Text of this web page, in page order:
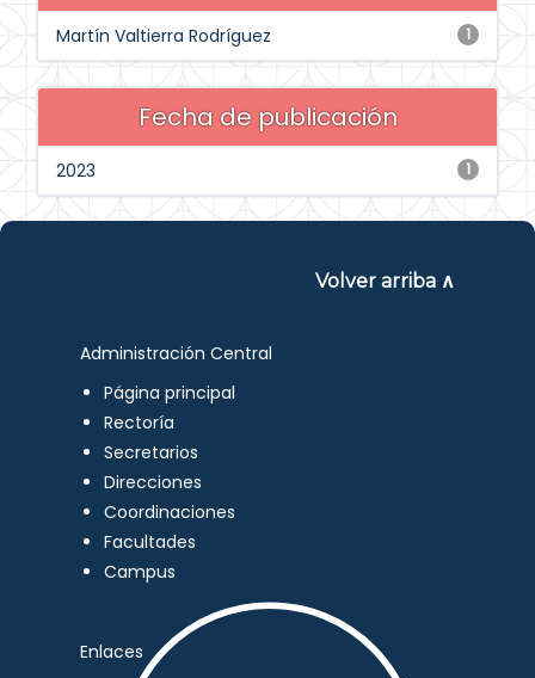
1
Martín Valtierra Rodríguez
Fecha de publicación
1
2023
Volver arriba ∧
Administración Central
Página principal
Rectoría
Secretarios
Direcciones
Coordinaciones
Facultades
Campus
Enlaces